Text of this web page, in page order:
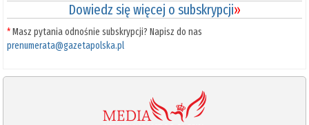
Dowiedz się więcej o subskrypcji»
*Masz pytania odnośnie subskrypcji? Napisz do nas
prenumerata@gazetapolska.pl